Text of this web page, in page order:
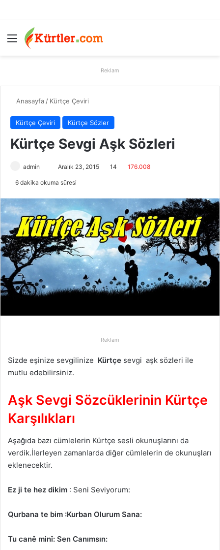
Menü
Reklam
Anasayfa / Kürtçe Çeviri
Kürtçe Çeviri Kürtçe Sözler
Kürtçe Sevgi Aşk Sözleri
admin
e
-
p
o
s
g
ö
m
Aralık 23, 2015 14 176.008
6 dakika okuma süresi
Reklam
Sizde eşinize sevgilinize Kürtçe sevgi aşk sözleri ile
mutlu edebilirsiniz.
Aşk Sevgi Sözcüklerinin Kürtçe
Karşılıkları
Aşağıda bazı cümlelerin Kürtçe sesli okunuşlarını da
verdik.İlerleyen zamanlarda diğer cümlelerin de okunuşları
eklenecektir.
Ez ji te hez dikim : Seni Seviyorum:
Qurbana te bim :Kurban Olurum Sana:
Tu canê minî: Sen Canımsın: